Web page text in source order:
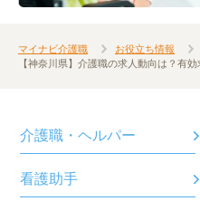
マイナビ介護職 お役立ち情報
【神奈川県】介護職の求人動向は？有
介護職・ヘルパー
看護助手